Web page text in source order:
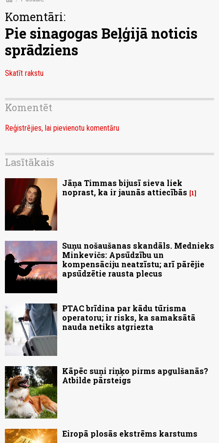
Komentāri:
Pie sinagogas Beļģijā noticis
sprādziens
Skatīt rakstu
Komentēt
Reģistrējies, lai pievienotu komentāru
Lasītākais
Jāņa Timmas bijusī sieva liek
noprast, ka ir jaunās attiecībās
1
Suņu nošaušanas skandāls. Mednieks
Minkevičs: Apsūdzību un
kompensāciju neatzīstu; arī pārējie
apsūdzētie rausta plecus
PTAC brīdina par kādu tūrisma
operatoru; ir risks, ka samaksātā
nauda netiks atgriezta
Kāpēc suņi riņķo pirms apgulšanās?
Atbilde pārsteigs
Eiropā plosās ekstrēms karstums